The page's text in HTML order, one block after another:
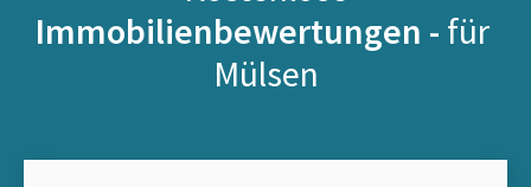
Immobilienbewertungen - für
Mülsen